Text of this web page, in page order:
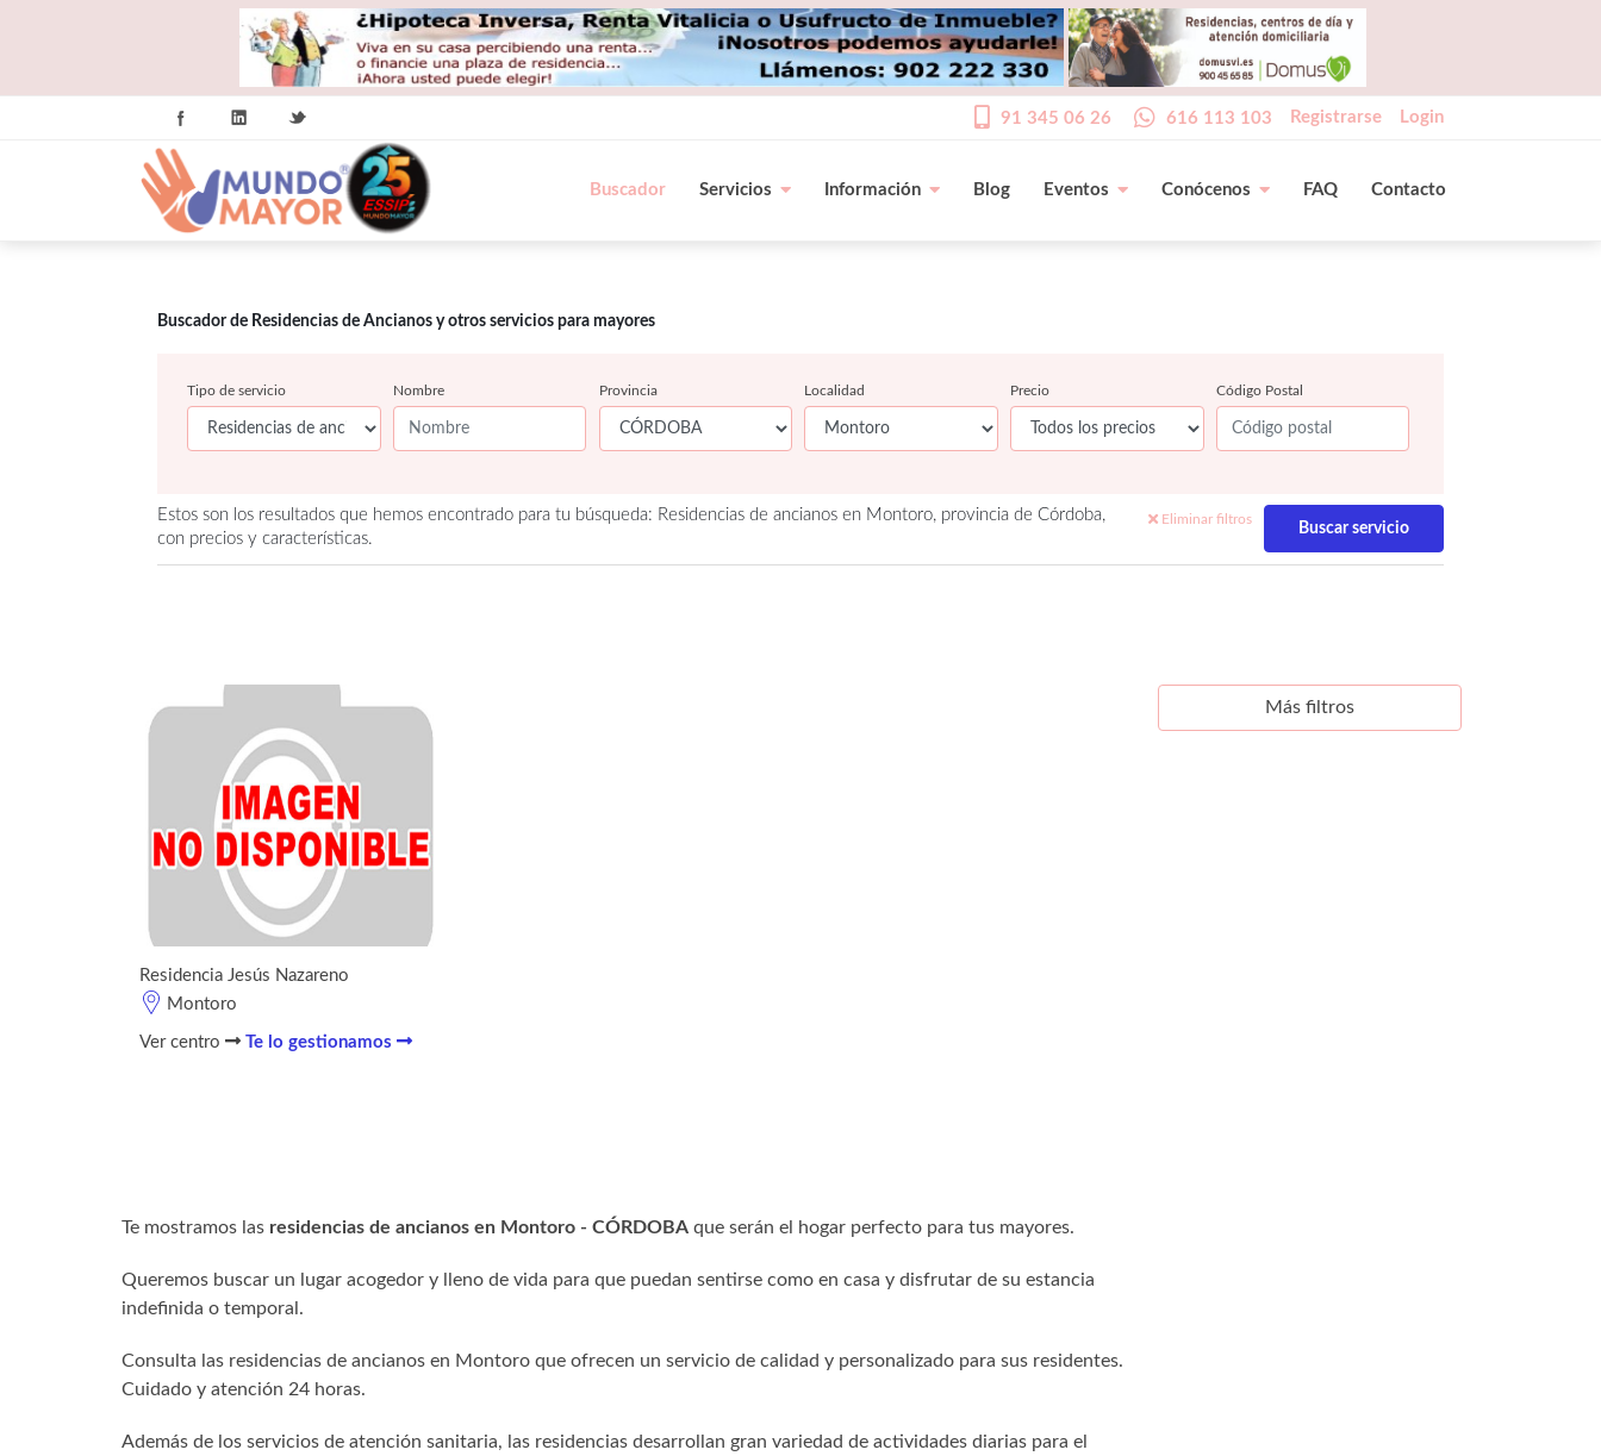
91 345 06 26 616 113 103 Registrarse Login
Buscador Servicios Información Blog Eventos Conócenos FAQ Contacto
Buscador de Residencias de Ancianos y otros servicios para mayores
Tipo de servicio Nombre Provincia Localidad Precio Código Postal
Estos son los resultados que hemos encontrado para tu búsqueda: Residencias de ancianos en Montoro, provincia de Córdoba,
con precios y características.
Eliminar filtros
Residencia Jesús Nazareno
Montoro
Ver centro Te lo gestionamos
Más filtros
Te mostramos las residencias de ancianos en Montoro - CÓRDOBA que serán el hogar perfecto para tus mayores.
Queremos buscar un lugar acogedor y lleno de vida para que puedan sentirse como en casa y disfrutar de su estancia
indefinida o temporal.
Consulta las residencias de ancianos en Montoro que ofrecen un servicio de calidad y personalizado para sus residentes.
Cuidado y atención 24 horas.
Además de los servicios de atención sanitaria, las residencias desarrollan gran variedad de actividades diarias para el